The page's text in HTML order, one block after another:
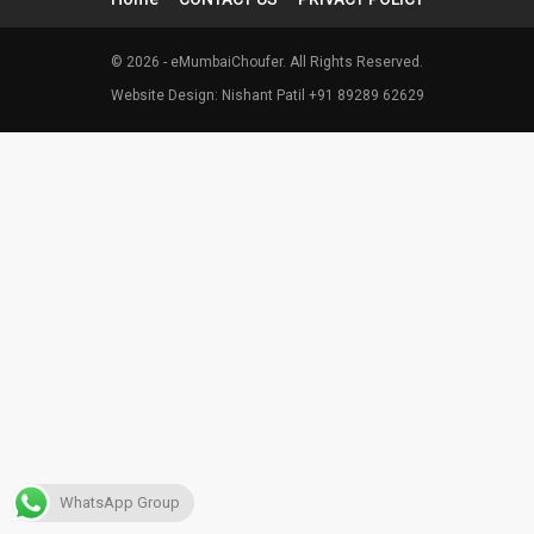
© 2026 - eMumbaiChoufer. All Rights Reserved.
Website Design: Nishant Patil +91 89289 62629
WhatsApp Group